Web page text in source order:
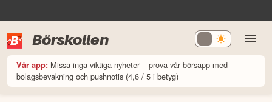
Börskollen
Vår app: Missa inga viktiga nyheter – prova vår börsapp med
bolagsbevakning och pushnotis (4,6 / 5 i betyg)